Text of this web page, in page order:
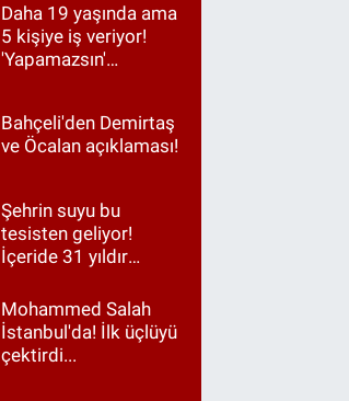
Daha 19 yaşında ama
5 kişiye iş veriyor!
'Yapamazsın'
Bahçeli'den Demirtaş
ve Öcalan açıklaması!
Şehrin suyu bu
tesisten geliyor!
İçeride 31 yıldır
Mohammed Salah
İstanbul'da! İlk üçlüyü
çektirdi...